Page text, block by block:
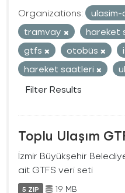
Organizations:
tramvay
hareket
gtfs
otobüs
hareket saatleri
Filter Results
Toplu Ulaşım
İzmir Büyükşehir
ait GTFS veri seti
5 ZIP 19 MB